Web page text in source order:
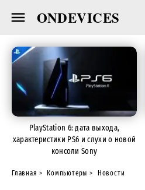
ONDEVICES
PlayStation 6: дата выхода,
характеристики PS6 и слухи о новой
консоли Sony
Главная Компьютеры Новости